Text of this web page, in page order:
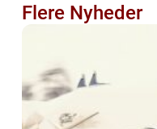
Flere Nyheder